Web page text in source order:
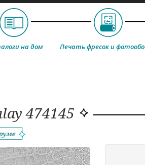
на дом Печать фресок и
474145